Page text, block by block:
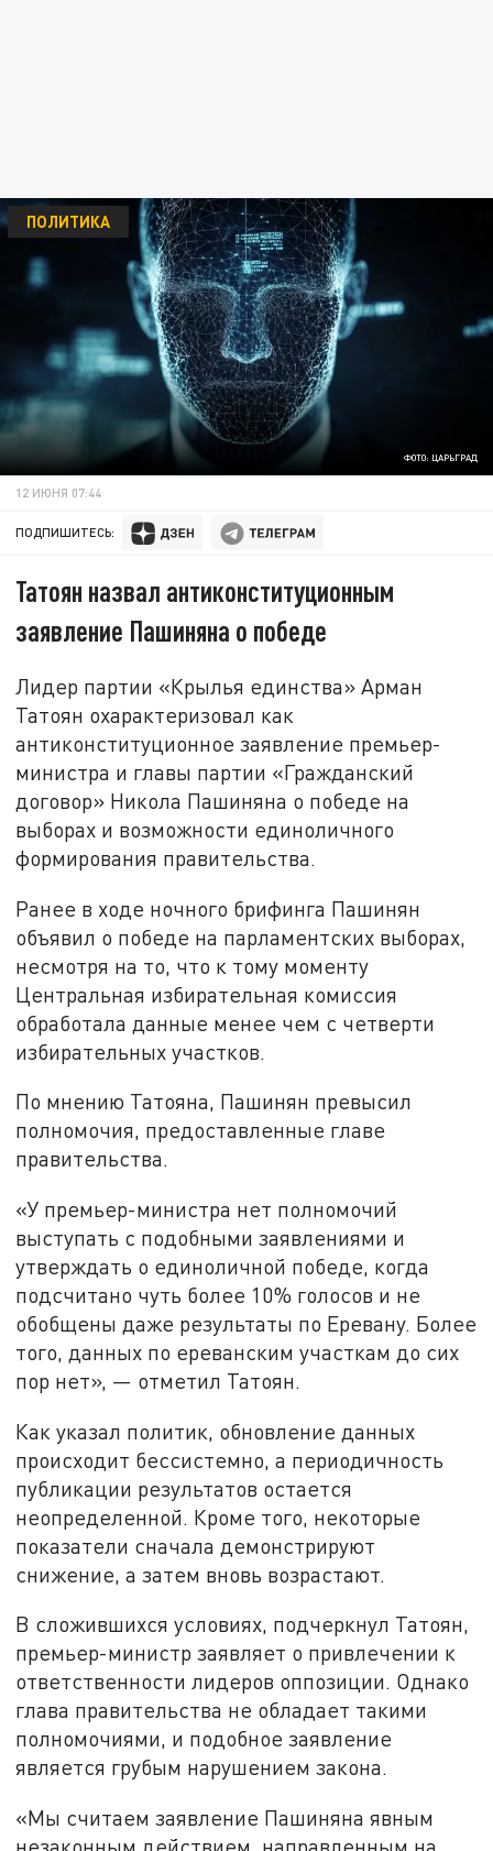
ФОТО: ЦАРЬГРАД
ПОЛИТИКА
12 ИЮНЯ 07:44
ПОДПИШИТЕСЬ:
Татоян назвал антиконституционным
заявление Пашиняна о победе
Лидер партии «Крылья единства» Арман
Татоян охарактеризовал как
антиконституционное заявление премьер-
министра и главы партии «Гражданский
договор» Никола Пашиняна о победе на
выборах и возможности единоличного
формирования правительства.
Ранее в ходе ночного брифинга Пашинян
объявил о победе на парламентских выборах,
несмотря на то, что к тому моменту
Центральная избирательная комиссия
обработала данные менее чем с четверти
избирательных участков.
По мнению Татояна, Пашинян превысил
полномочия, предоставленные главе
правительства.
«У премьер-министра нет полномочий
выступать с подобными заявлениями и
утверждать о единоличной победе, когда
подсчитано чуть более 10% голосов и не
обобщены даже результаты по Еревану. Более
того, данных по ереванским участкам до сих
пор нет», — отметил Татоян.
Как указал политик, обновление данных
происходит бессистемно, а периодичность
публикации результатов остается
неопределенной. Кроме того, некоторые
показатели сначала демонстрируют
снижение, а затем вновь возрастают.
В сложившихся условиях, подчеркнул Татоян,
премьер-министр заявляет о привлечении к
ответственности лидеров оппозиции. Однако
глава правительства не обладает такими
полномочиями, и подобное заявление
является грубым нарушением закона.
«Мы считаем заявление Пашиняна явным